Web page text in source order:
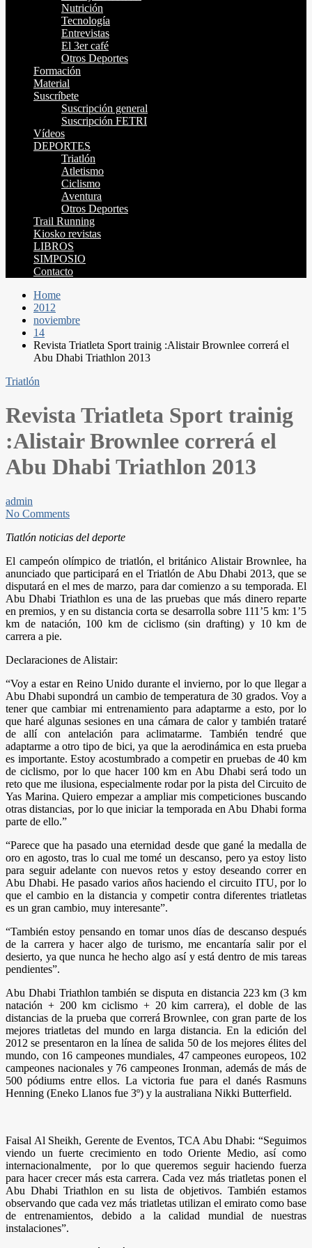
Nutrición
Tecnología
Entrevistas
El 3er café
Otros Deportes
Formación
Material
Suscríbete
Suscripción general
Suscripción FETRI
Vídeos
DEPORTES
Triatlón
Atletismo
Ciclismo
Aventura
Otros Deportes
Trail Running
Kiosko revistas
LIBROS
SIMPOSIO
Contacto
Home
2012
noviembre
14
Revista Triatleta Sport trainig :Alistair Brownlee correrá el
Abu Dhabi Triathlon 2013
Triatlón
Revista Triatleta Sport trainig
:Alistair Brownlee correrá el
Abu Dhabi Triathlon 2013
admin
No Comments
Tiatlón noticias del deporte
El campeón olímpico de triatlón, el británico Alistair Brownlee, ha
anunciado que participará en el Triatlón de Abu Dhabi 2013, que se
disputará en el mes de marzo, para dar comienzo a su temporada. El
Abu Dhabi Triathlon es una de las pruebas que más dinero reparte
en premios, y en su distancia corta se desarrolla sobre 111’5 km: 1’5
km de natación, 100 km de ciclismo (sin drafting) y 10 km de
carrera a pie.
Declaraciones de Alistair:
“Voy a estar en Reino Unido durante el invierno, por lo que llegar a
Abu Dhabi supondrá un cambio de temperatura de 30 grados. Voy a
tener que cambiar mi entrenamiento para adaptarme a esto, por lo
que haré algunas sesiones en una cámara de calor y también trataré
de allí con antelación para aclimatarme. También tendré que
adaptarme a otro tipo de bici, ya que la aerodinámica en esta prueba
es importante. Estoy acostumbrado a competir en pruebas de 40 km
de ciclismo, por lo que hacer 100 km en Abu Dhabi será todo un
reto que me ilusiona, especialmente rodar por la pista del Circuito de
Yas Marina. Quiero empezar a ampliar mis competiciones buscando
otras distancias, por lo que iniciar la temporada en Abu Dhabi forma
parte de ello.”
“Parece que ha pasado una eternidad desde que gané la medalla de
oro en agosto, tras lo cual me tomé un descanso, pero ya estoy listo
para seguir adelante con nuevos retos y estoy deseando correr en
Abu Dhabi. He pasado varios años haciendo el circuito ITU, por lo
que el cambio en la distancia y competir contra diferentes triatletas
es un gran cambio, muy interesante”.
“También estoy pensando en tomar unos días de descanso después
de la carrera y hacer algo de turismo, me encantaría salir por el
desierto, ya que nunca he hecho algo así y está dentro de mis tareas
pendientes”.
Abu Dhabi Triathlon también se disputa en distancia 223 km (3 km
natación + 200 km ciclismo + 20 kim carrera), el doble de las
distancias de la prueba que correrá Brownlee, con gran parte de los
mejores triatletas del mundo en larga distancia. En la edición del
2012 se presentaron en la línea de salida 50 de los mejores élites del
mundo, con 16 campeones mundiales, 47 campeones europeos, 102
campeones nacionales y 76 campeones Ironman, además de más de
500 pódiums entre ellos. La victoria fue para el danés Rasmuns
Henning (Eneko Llanos fue 3º) y la australiana Nikki Butterfield.
Faisal Al Sheikh, Gerente de Eventos, TCA Abu Dhabi: “Seguimos
viendo un fuerte crecimiento en todo Oriente Medio, así como
internacionalmente, por lo que queremos seguir haciendo fuerza
para hacer crecer más esta carrera. Cada vez más triatletas ponen el
Abu Dhabi Triathlon en su lista de objetivos. También estamos
observando que cada vez más triatletas utilizan el emirato como base
de entrenamientos, debido a la calidad mundial de nuestras
instalaciones”.